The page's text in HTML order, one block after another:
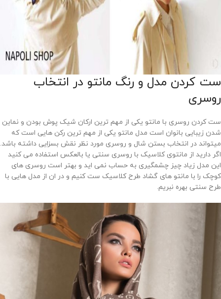
ست کردن مدل و رنگ مانتو در انتخاب
روسری
ست کردن روسری با مانتو یکی از مهم ترین ارکان شیک پوش بودن و نماین
شدن زیبایی بانوان است مدل مانتو یکی از مهم ترین رکن هایی است که
میتواند در انتخاب بستن شال و روسری مورد نظر نقش بسزایی داشته باشد.
اگر دارید از مانتوی کلاسیک با روسری سنتی یا بالعکس استفاده می کنید
این مدل زیاد چیز چشمگیری به حساب نمی اید و بهتر است روسری های
کوچک را با مانتو های گشاد طرح کلاسیک ست کنیم و در ان از مدل هایی با
طرح سنتی بهره نبریم.